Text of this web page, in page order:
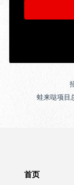
蛙来哒项目
首页